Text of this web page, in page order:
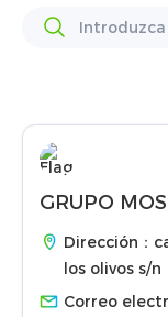
GRUPO
Dirección：
los olivos s/n
Correo